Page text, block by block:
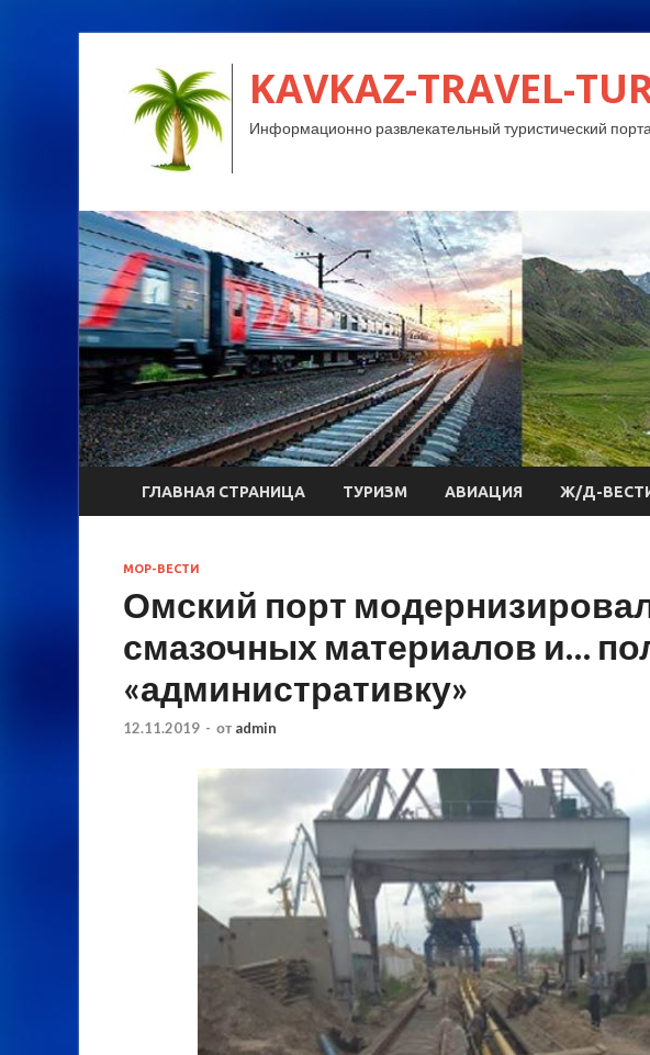
KAVKAZ-TRAVEL-
Информационно развлекательный туристический
ГЛАВНАЯ СТРАНИЦА ТУРИЗМ АВИАЦИЯ Ж/Д-
МОР-ВЕСТИ
Омский порт
смазочных материалов и…
«административку»
12.11.2019 - от admin